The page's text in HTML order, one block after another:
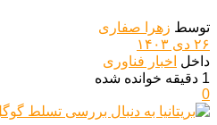
توسط زهرا صفاری
۲۶ دی ۱۴۰۳
داخل اخبار فناوری
1 دقیقه خوانده شده
0